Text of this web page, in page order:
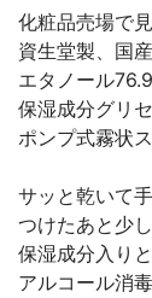
化粧品売場で
資生堂製、国
エタノール
保湿成分グリ
ポンプ式霧状
サッと乾いて
つけたあと少
保湿成分入り
アルコール消